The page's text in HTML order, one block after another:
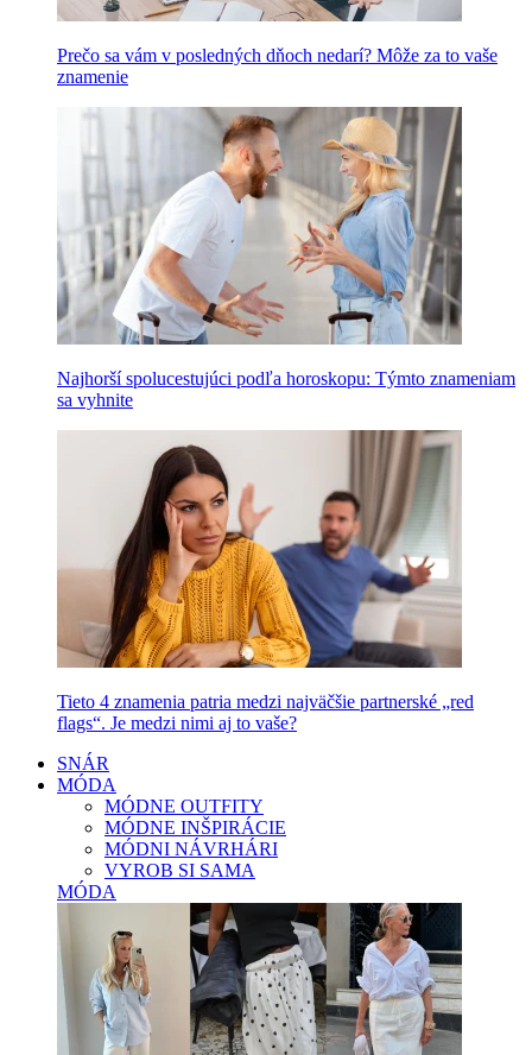
Prečo sa vám v posledných dňoch nedarí? Môže za to vaše
znamenie
Najhorší spolucestujúci podľa horoskopu: Týmto znameniam
sa vyhnite
Tieto 4 znamenia patria medzi najväčšie partnerské „red
flags“. Je medzi nimi aj to vaše?
SNÁR
MÓDA
MÓDNE OUTFITY
MÓDNE INŠPIRÁCIE
MÓDNI NÁVRHÁRI
VYROB SI SAMA
MÓDA